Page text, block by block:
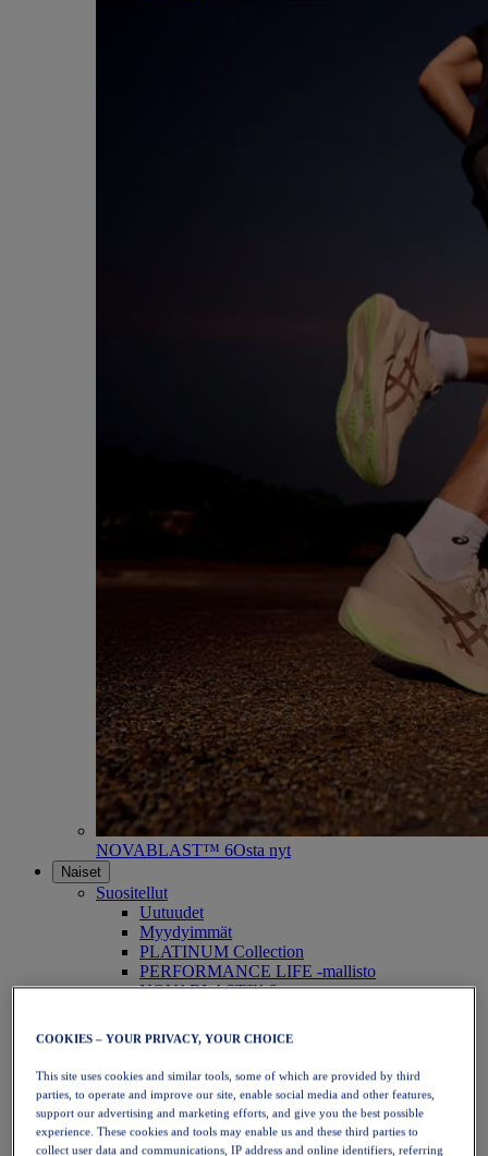
NOVABLAST™ 6Osta nyt
Naiset
Suositellut
Uutuudet
Myydyimmät
PLATINUM Collection
PERFORMANCE LIFE -mallisto
NOVABLAST™ 6
Juoksu
Polkujuoksu
Tennis
Lentopallo
Käsipallo
Padel
Verkkopallo
COOKIES – YOUR PRIVACY, YOUR CHOICE
This site uses cookies and similar tools, some of which are provided by third
parties, to operate and improve our site, enable social media and other features,
support our advertising and marketing efforts, and give you the best possible
experience. These cookies and tools may enable us and these third parties to
collect user data and communications, IP address and online identifiers, referring